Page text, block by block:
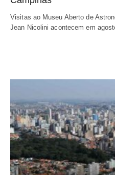
Visitas ao Museu Aberto de
Jean Nicolini acontecem em